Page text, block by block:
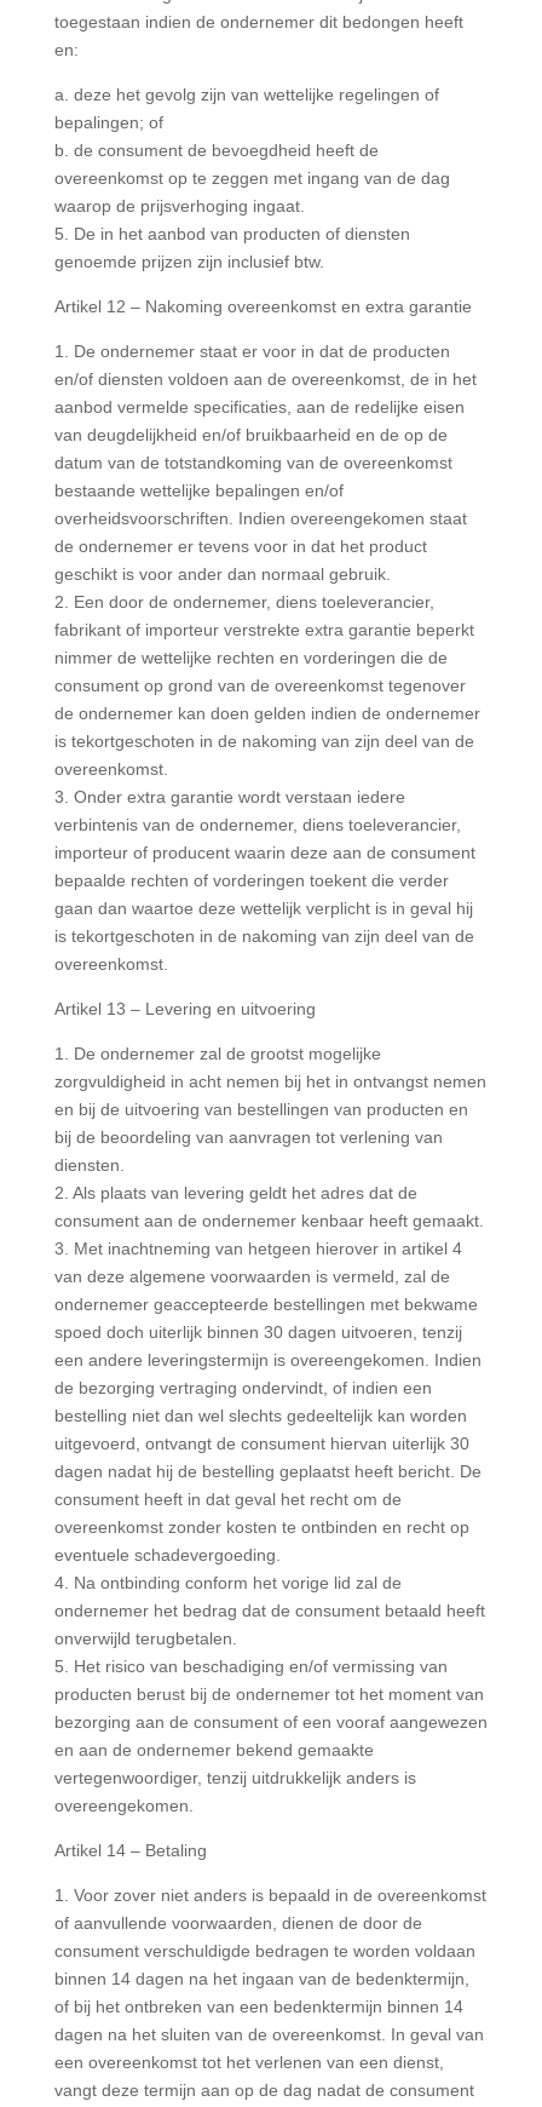
toegestaan indien de ondernemer dit bedongen heeft
en:
a. deze het gevolg zijn van wettelijke regelingen of
bepalingen; of
b. de consument de bevoegdheid heeft de
overeenkomst op te zeggen met ingang van de dag
waarop de prijsverhoging ingaat.
5. De in het aanbod van producten of diensten
genoemde prijzen zijn inclusief btw.
Artikel 12 – Nakoming overeenkomst en extra garantie
1. De ondernemer staat er voor in dat de producten
en/of diensten voldoen aan de overeenkomst, de in het
aanbod vermelde specificaties, aan de redelijke eisen
van deugdelijkheid en/of bruikbaarheid en de op de
datum van de totstandkoming van de overeenkomst
bestaande wettelijke bepalingen en/of
overheidsvoorschriften. Indien overeengekomen staat
de ondernemer er tevens voor in dat het product
geschikt is voor ander dan normaal gebruik.
2. Een door de ondernemer, diens toeleverancier,
fabrikant of importeur verstrekte extra garantie beperkt
nimmer de wettelijke rechten en vorderingen die de
consument op grond van de overeenkomst tegenover
de ondernemer kan doen gelden indien de ondernemer
is tekortgeschoten in de nakoming van zijn deel van de
overeenkomst.
3. Onder extra garantie wordt verstaan iedere
verbintenis van de ondernemer, diens toeleverancier,
importeur of producent waarin deze aan de consument
bepaalde rechten of vorderingen toekent die verder
gaan dan waartoe deze wettelijk verplicht is in geval hij
is tekortgeschoten in de nakoming van zijn deel van de
overeenkomst.
Artikel 13 – Levering en uitvoering
1. De ondernemer zal de grootst mogelijke
zorgvuldigheid in acht nemen bij het in ontvangst nemen
en bij de uitvoering van bestellingen van producten en
bij de beoordeling van aanvragen tot verlening van
diensten.
2. Als plaats van levering geldt het adres dat de
consument aan de ondernemer kenbaar heeft gemaakt.
3. Met inachtneming van hetgeen hierover in artikel 4
van deze algemene voorwaarden is vermeld, zal de
ondernemer geaccepteerde bestellingen met bekwame
spoed doch uiterlijk binnen 30 dagen uitvoeren, tenzij
een andere leveringstermijn is overeengekomen. Indien
de bezorging vertraging ondervindt, of indien een
bestelling niet dan wel slechts gedeeltelijk kan worden
uitgevoerd, ontvangt de consument hiervan uiterlijk 30
dagen nadat hij de bestelling geplaatst heeft bericht. De
consument heeft in dat geval het recht om de
overeenkomst zonder kosten te ontbinden en recht op
eventuele schadevergoeding.
4. Na ontbinding conform het vorige lid zal de
ondernemer het bedrag dat de consument betaald heeft
onverwijld terugbetalen.
5. Het risico van beschadiging en/of vermissing van
producten berust bij de ondernemer tot het moment van
bezorging aan de consument of een vooraf aangewezen
en aan de ondernemer bekend gemaakte
vertegenwoordiger, tenzij uitdrukkelijk anders is
overeengekomen.
Artikel 14 – Betaling
1. Voor zover niet anders is bepaald in de overeenkomst
of aanvullende voorwaarden, dienen de door de
consument verschuldigde bedragen te worden voldaan
binnen 14 dagen na het ingaan van de bedenktermijn,
of bij het ontbreken van een bedenktermijn binnen 14
dagen na het sluiten van de overeenkomst. In geval van
een overeenkomst tot het verlenen van een dienst,
vangt deze termijn aan op de dag nadat de consument